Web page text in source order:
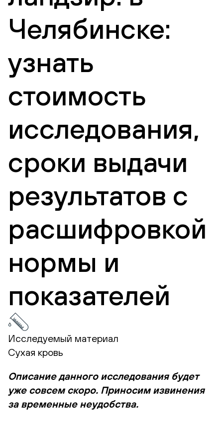
Челябинске:
узнать
стоимость
исследования,
сроки выдачи
результатов с
расшифровкой
нормы и
показателей
Исследуемый материал
Сухая кровь
Описание данного исследования будет
уже совсем скоро. Приносим извинения
за временные неудобства.